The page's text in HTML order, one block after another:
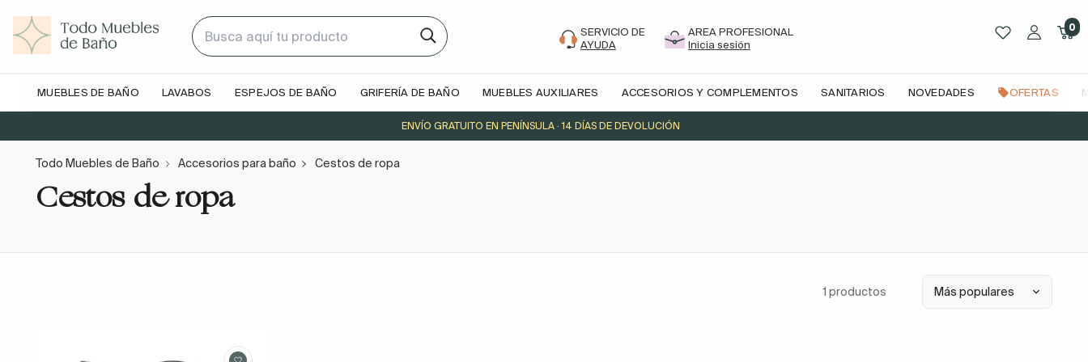
SERVICIO DE
AYUDA
AREA PROFESIONAL
Inicia sesión
0
MUEBLES DE BAÑO LAVABOS ESPEJOS DE BAÑO GRIFERÍA DE BAÑO MUEBLES AUXILIARES ACCESORIOS Y COMPLEMENTOS SANITARIOS NOVEDADES OFERTAS
ENVÍO GRATUITO EN PENÍNSULA · 14 DÍAS DE DEVOLUCIÓN
Todo Muebles de Baño Accesorios para baño Cestos de ropa
Cestos de ropa
1 productos